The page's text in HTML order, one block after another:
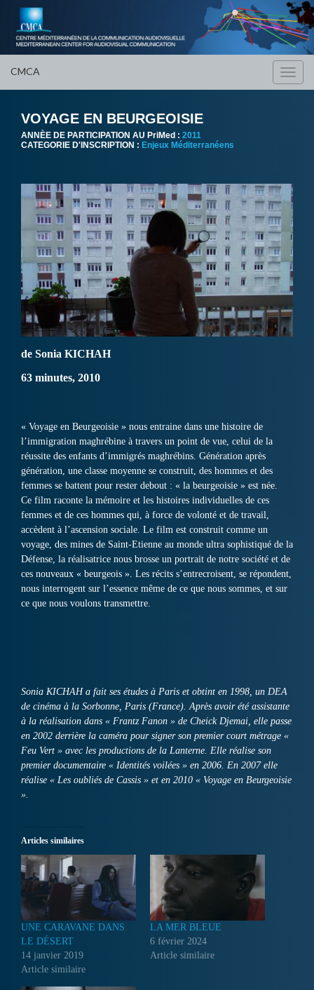
CMCA
VOYAGE EN BEURGEOISIE
ANNÈE DE PARTICIPATION AU PriMed : 2011
CATEGORIE D'INSCRIPTION : Enjeux Méditerranéens
de Sonia KICHAH
63 minutes, 2010
« Voyage en Beurgeoisie » nous entraine dans une histoire de
l’immigration maghrébine à travers un point de vue, celui de la
réussite des enfants d’immigrés maghrébins. Génération après
génération, une classe moyenne se construit, des hommes et des
femmes se battent pour rester debout : « la beurgeoisie » est née.
Ce film raconte la mémoire et les histoires individuelles de ces
femmes et de ces hommes qui, à force de volonté et de travail,
accèdent à l’ascension sociale. Le film est construit comme un
voyage, des mines de Saint-Etienne au monde ultra sophistiqué de la
Défense, la réalisatrice nous brosse un portrait de notre société et de
ces nouveaux « beurgeois ». Les récits s’entrecroisent, se répondent,
nous interrogent sur l’essence même de ce que nous sommes, et sur
ce que nous voulons transmettre.
Sonia KICHAH a fait ses études à Paris et obtint en 1998, un DEA
de cinéma à la Sorbonne, Paris (France). Après avoir été assistante
à la réalisation dans « Frantz Fanon » de Cheick Djemai, elle passe
en 2002 derrière la caméra pour signer son premier court métrage «
Feu Vert » avec les productions de la Lanterne. Elle réalise son
premier documentaire « Identités voilées » en 2006. En 2007 elle
réalise « Les oubliés de Cassis » et en 2010 « Voyage en Beurgeoisie
».
Articles similaires
UNE CARAVANE DANS
LE DÉSERT
14 janvier 2019
Article similaire
LA MER BLEUE
6 février 2024
Article similaire